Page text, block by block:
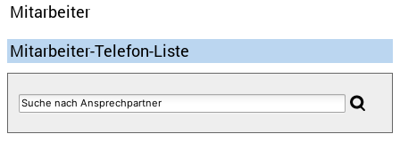
Mitarbeiter
Mitarbeiter-Telefon-Liste